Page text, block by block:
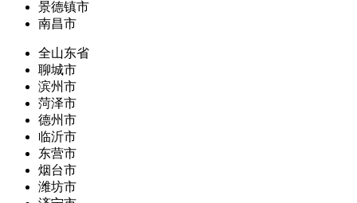
景德镇市
南昌市
全山东省
聊城市
滨州市
菏泽市
德州市
临沂市
东营市
烟台市
潍坊市